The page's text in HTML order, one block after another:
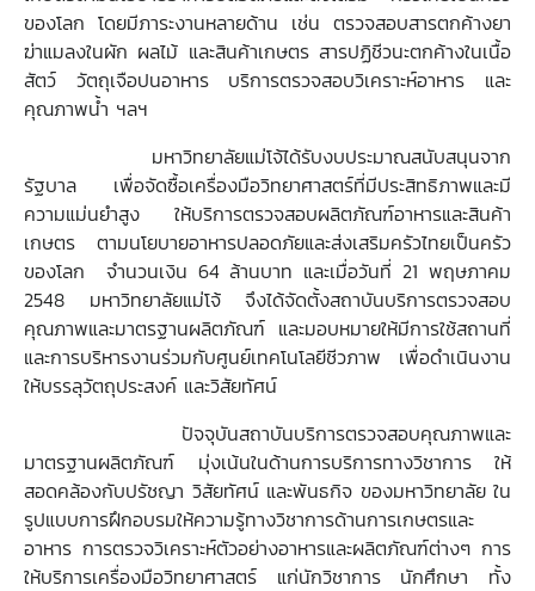
ของโลก โดยมีภาระงานหลายด้าน เช่น ตรวจสอบสารตกค้างยา
ฆ่าแมลงในผัก ผลไม้ และสินค้าเกษตร สารปฏิชีวนะตกค้างในเนื้อ
สัตว์ วัตถุเจือปนอาหาร บริการตรวจสอบวิเคราะห์อาหาร และ
คุณภาพน้ำ ฯลฯ
มหาวิทยาลัยแม่โจ้ได้รับงบประมาณสนับสนุนจาก
รัฐบาล เพื่อจัดซื้อเครื่องมือวิทยาศาสตร์ที่มีประสิทธิภาพและมี
ความแม่นยำสูง ให้บริการตรวจสอบผลิตภัณฑ์อาหารและสินค้า
เกษตร ตามนโยบายอาหารปลอดภัยและส่งเสริมครัวไทยเป็นครัว
ของโลก จำนวนเงิน 64 ล้านบาท และเมื่อวันที่ 21 พฤษภาคม
2548 มหาวิทยาลัยแม่โจ้ จึงได้จัดตั้งสถาบันบริการตรวจสอบ
คุณภาพและมาตรฐานผลิตภัณฑ์ และมอบหมายให้มีการใช้สถานที่
และการบริหารงานร่วมกับศูนย์เทคโนโลยีชีวภาพ เพื่อดำเนินงาน
ให้บรรลุวัตถุประสงค์ และวิสัยทัศน์
ปัจจุบันสถาบันบริการตรวจสอบคุณภาพและ
มาตรฐานผลิตภัณฑ์ มุ่งเน้นในด้านการบริการทางวิชาการ ให้
สอดคล้องกับปรัชญา วิสัยทัศน์ และพันธกิจ ของมหาวิทยาลัย ใน
รูปแบบการฝึกอบรมให้ความรู้ทางวิชาการด้านการเกษตรและ
อาหาร การตรวจวิเคราะห์ตัวอย่างอาหารและผลิตภัณฑ์ต่างๆ การ
ให้บริการเครื่องมือวิทยาศาสตร์ แก่นักวิชาการ นักศึกษา ทั้ง